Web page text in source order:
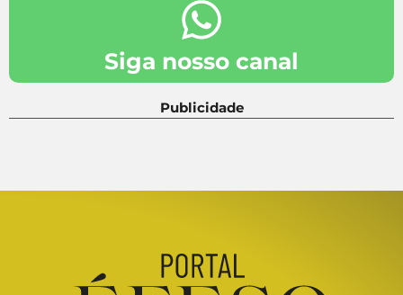
Siga nosso canal
Publicidade